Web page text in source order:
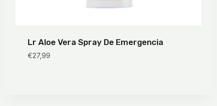
Lr Aloe Vera Spray De Emergencia
€27,99